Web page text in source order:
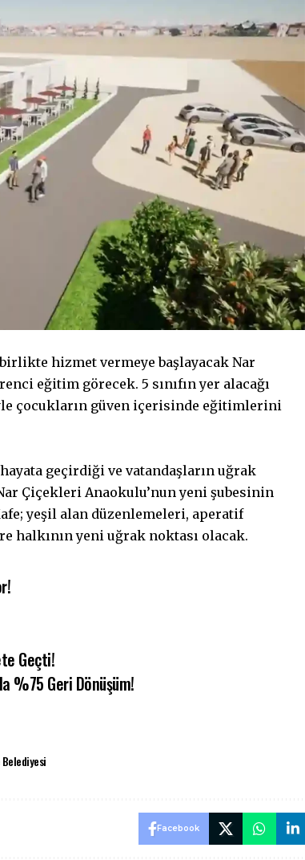
hizmet vermeye başlayacak Nar
eğitim görecek. 5 sınıfın yer alacağı
çocukların güven içerisinde eğitimlerini
geçirdiği ve vatandaşların uğrak
Çiçekleri Anaokulu’nun yeni şubesinin
yeşil alan düzenlemeleri, aperatif
halkının yeni uğrak noktası olacak.
Geçti!
%75 Geri Dönüşüm!
Facebook